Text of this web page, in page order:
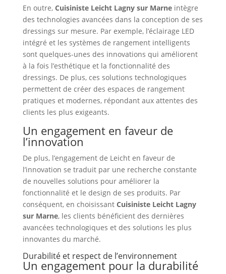
En outre, Cuisiniste Leicht Lagny sur Marneintègre
des technologies avancées dans la conception de ses
dressings sur mesure. Par exemple, l’éclairage LED
intégré et les systèmes de rangement intelligents
sont quelques-unes des innovations qui améliorent
à la fois l’esthétique et la fonctionnalité des
dressings. De plus, ces solutions technologiques
permettent de créer des espaces de rangement
pratiques et modernes, répondant aux attentes des
clients les plus exigeants.
Un engagement en faveur de
l’innovation
De plus, l’engagement de Leicht en faveur de
l’innovation se traduit par une recherche constante
de nouvelles solutions pour améliorer la
fonctionnalité et le design de ses produits. Par
conséquent, en choisissant Cuisiniste Leicht Lagny
sur Marne, les clients bénéficient des dernières
avancées technologiques et des solutions les plus
innovantes du marché.
Durabilité et respect de l’environnement
Un engagement pour la durabilité